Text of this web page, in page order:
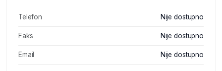
Telefon Nije dostupno
Faks Nije dostupno
Email Nije dostupno